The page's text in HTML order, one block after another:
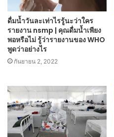
ดื่มน้ำวันละเท่าไรรู้นะว่าใคร
รายงาน nsmp | คุณดื่มน้ำเพียง
พอหรือไม่ รู้ว่ารายงานของ WHO
พูดว่าอย่างไร
กันยายน 2, 2022